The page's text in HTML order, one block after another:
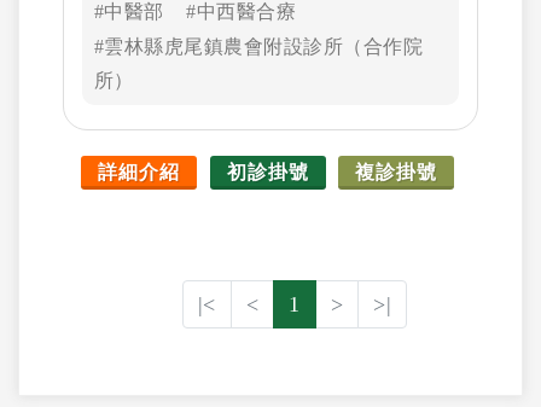
鳴、性功能障礙、慢性疲勞 婦科：調經、
更年期、白帶、不孕症
#中醫部
#中西醫合療
#雲林縣虎尾鎮農會附設診所（合作院
所）
詳細介紹 初診掛號 複診掛號
|< < 1 > >|